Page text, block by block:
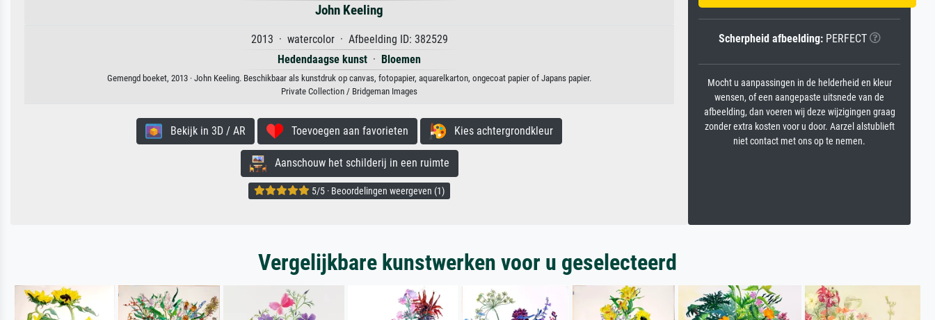
John Keeling
2013 · watercolor · Afbeelding ID: 382529
Hedendaagse kunst · Bloemen
Gemengd boeket, 2013 · John Keeling. Beschikbaar als kunstdruk op canvas, fotopapier, aquarelkarton, ongecoat papier of Japans papier.
Private Collection / Bridgeman Images
Bekijk in 3D / AR Toevoegen aan favorieten Kies achtergrondkleur
Aanschouw het schilderij in een ruimte
5/5 · Beoordelingen weergeven (1)
Scherpheid afbeelding:PERFECT
Mocht u aanpassingen in de helderheid en kleur
wensen, of een aangepaste uitsnede van de
afbeelding, dan voeren wij deze wijzigingen graag
zonder extra kosten voor u door. Aarzel alstublieft
niet contact met ons op te nemen.
Vergelijkbare kunstwerken voor u geselecteerd